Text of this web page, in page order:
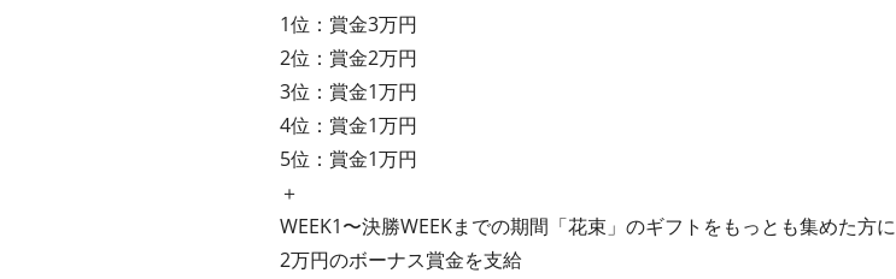
1位：賞金3万円
2位：賞金2万円
3位：賞金1万円
4位：賞金1万円
5位：賞金1万円
＋
WEEK1〜決勝WEEKまでの期間「花束」のギフトをもっとも集めた方に
2万円のボーナス賞金を支給